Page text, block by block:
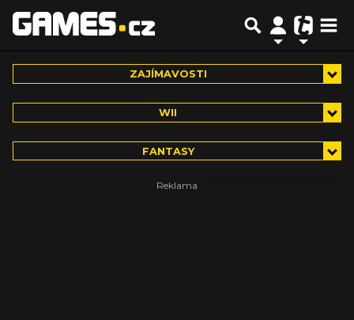
ZAJÍMAVOSTI
WII
FANTASY